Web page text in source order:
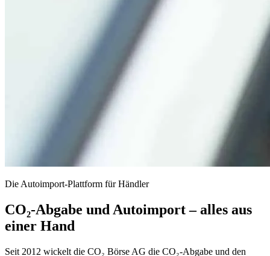
Die Autoimport-Plattform für Händler
CO₂-Abgabe und Autoimport – alles aus
einer Hand
Seit 2012 wickelt die CO₂ Börse AG die CO₂-Abgabe und den